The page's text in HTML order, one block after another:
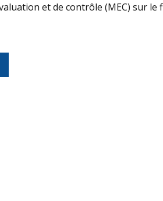
et de contrôle (MEC) sur le